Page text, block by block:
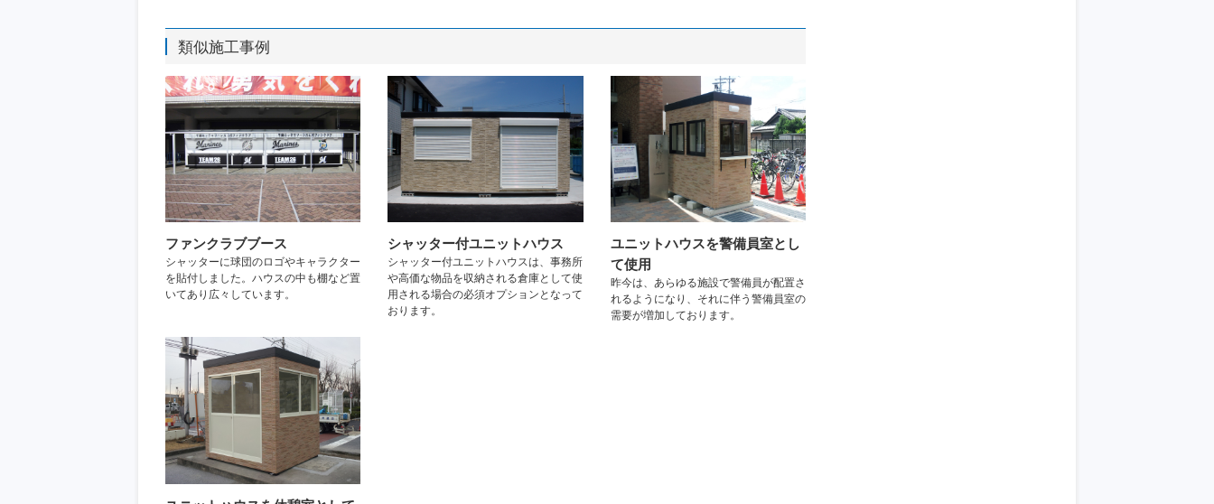
類似施工事例
ファンクラブブース
シャッターに球団のロゴやキャラクター
を貼付しました。ハウスの中も棚など置
いてあり広々しています。
シャッター付ユニットハウス
シャッター付ユニットハウスは、事務所
や高価な物品を収納される倉庫として使
用される場合の必須オプションとなって
おります。
ユニットハウスを警備員室とし
て使用
昨今は、あらゆる施設で警備員が配置さ
れるようになり、それに伴う警備員室の
需要が増加しております。